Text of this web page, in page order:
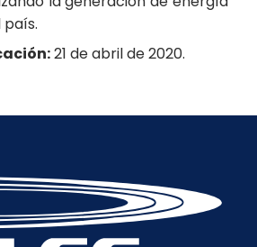
21 de abril de 2020.